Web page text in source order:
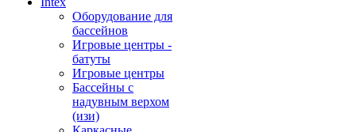
Оборудование для
бассейнов
Игровые центры -
батуты
Игровые центры
Бассейны с
надувным верхом
(изи)